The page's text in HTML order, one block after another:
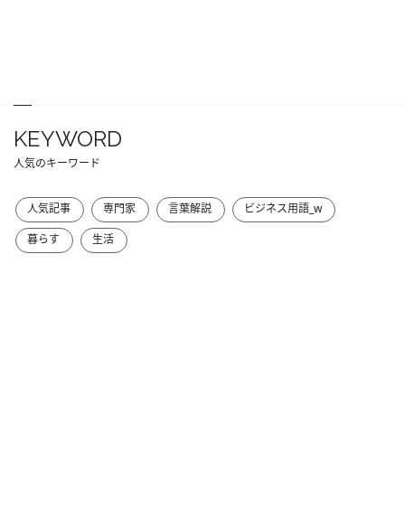
KEYWORD
人気のキーワード
人気記事 専門家 言葉解説
ビジネス用語_w
暮らす
生活